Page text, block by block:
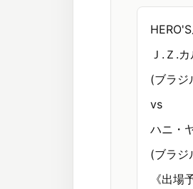
Ｊ.Ｚ.
(ブラジ
vs
ハニ・
(ブラジ
《出場